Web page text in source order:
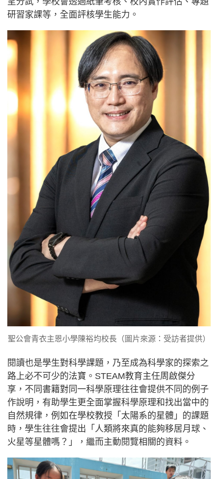
研習家課等，全面評核學生能力。
聖公會青衣主恩小學陳裕均校長（圖片來源：受訪者提供）
閱讀也是學生對科學課題，乃至成為科學家的探索之
路上必不可少的法寶。STEAM教育主任周啟傑分
享，不同書籍對同一科學原理往往會提供不同的例子
作說明，有助學生更全面掌握科學原理和找出當中的
自然規律，例如在學校教授「太陽系的星體」的課題
時，學生往往會提出「人類將來真的能夠移居月球、
火星等星體嗎？」，繼而主動閱覽相關的資料。